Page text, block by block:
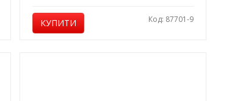
КУПИТИ Код: 87701-9